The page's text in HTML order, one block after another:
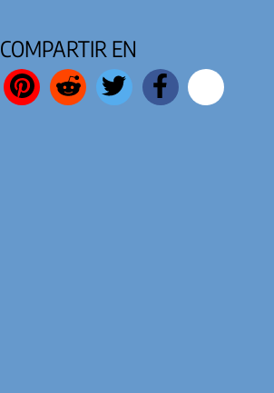
COMPARTIR EN